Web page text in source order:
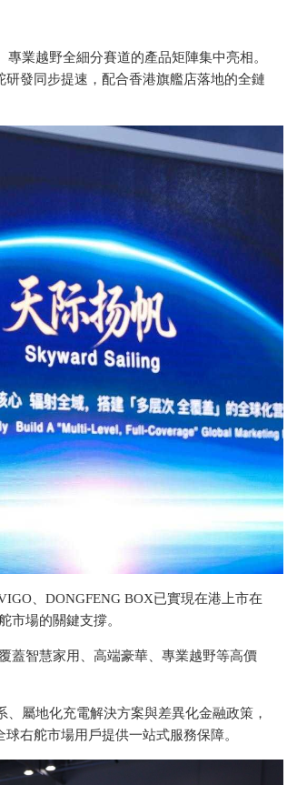
業越野全細分賽道的產品矩陣集中亮相。
發同步提速，配合香港旗艦店落地的全鏈
、DONGFENG BOX已實現在港上市在
市場的關鍵支撐。
蓋智慧家用、高端豪華、專業越野等高價
屬地化充電解決方案與差異化金融政策，
右舵市場用戶提供一站式服務保障。